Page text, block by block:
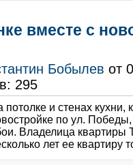
вместе с
Бобылев от
295
потолке и стенах
по ул.
Владелица квартиры
лет ее